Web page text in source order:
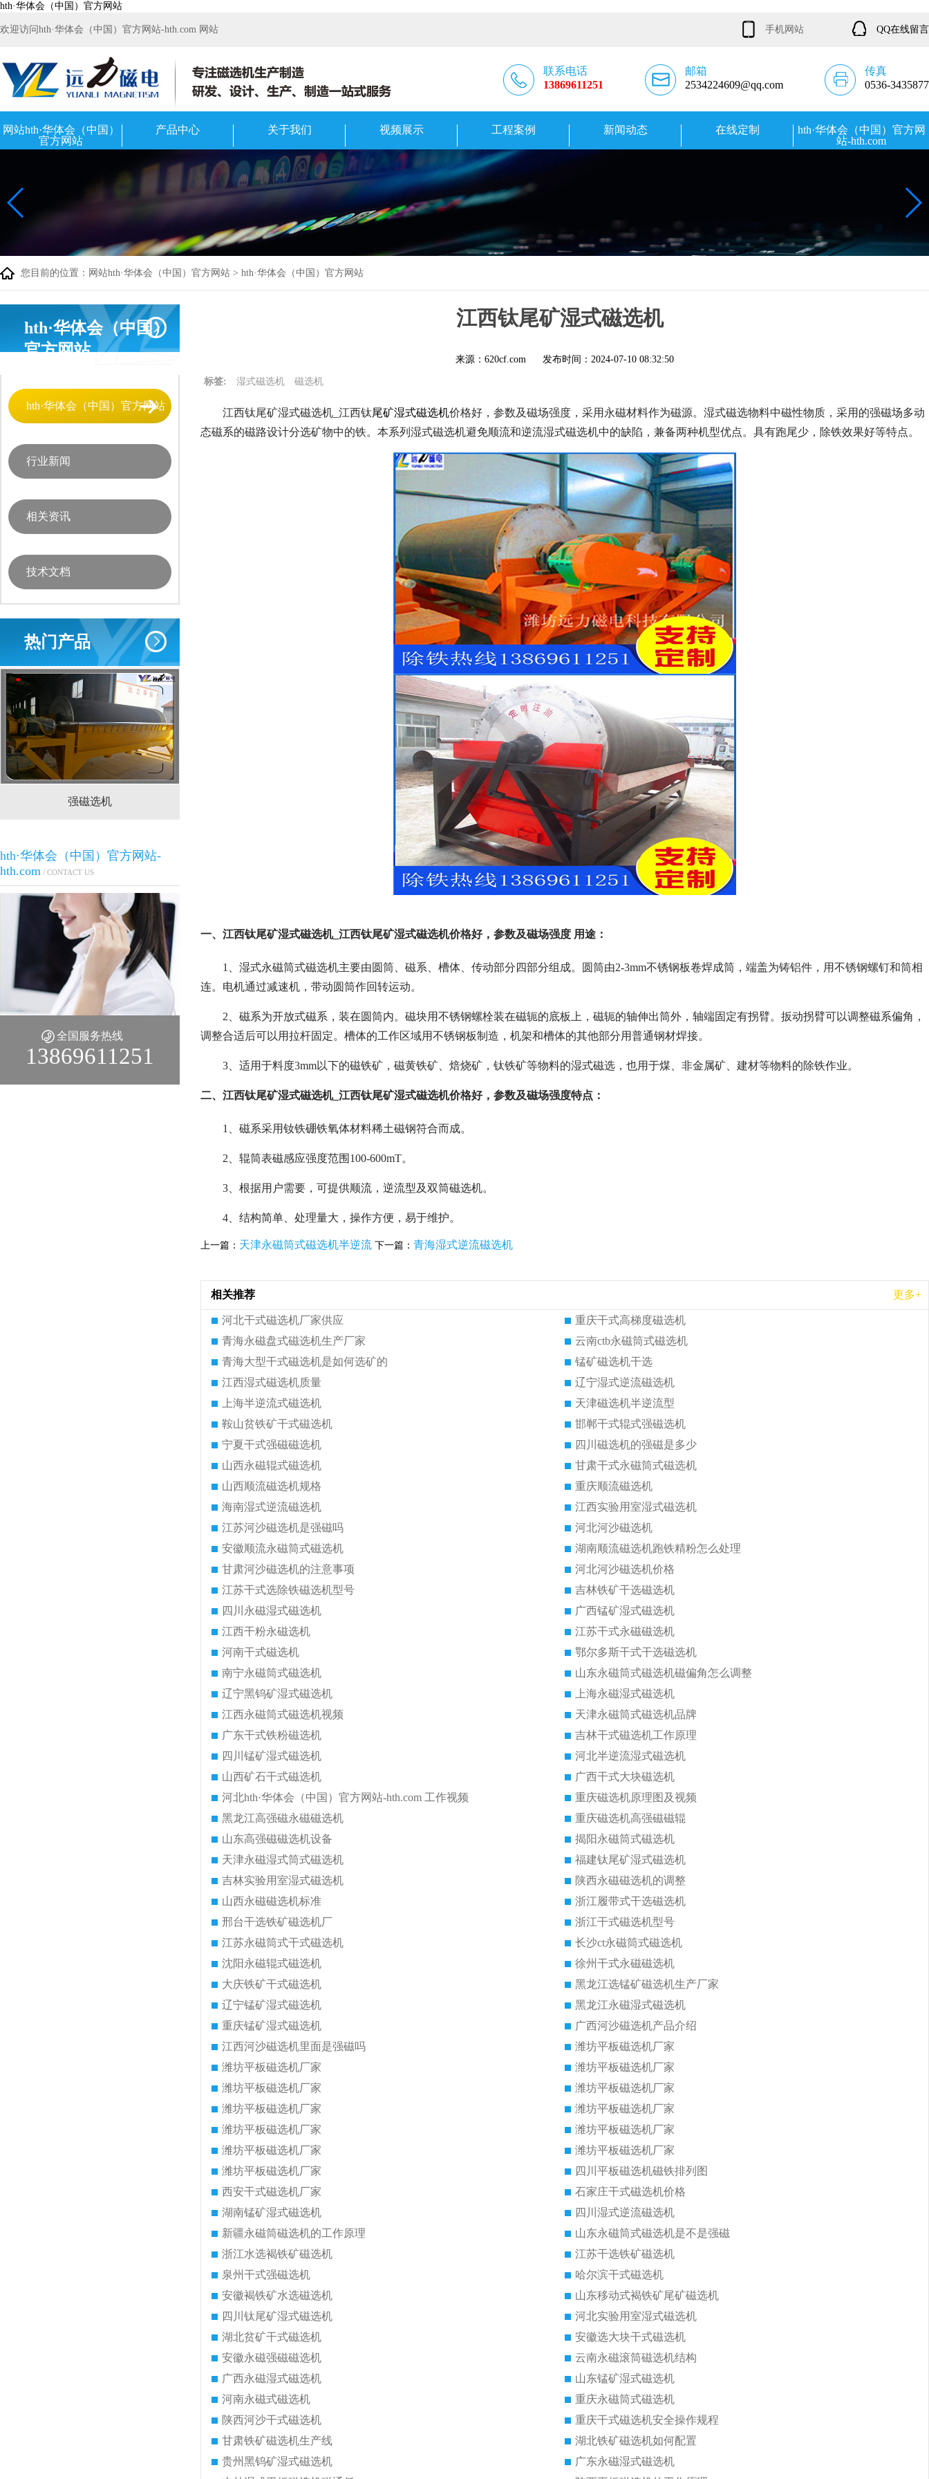
hth·华体会（中国）官方网站
欢迎访问hth·华体会（中国）官方网站-hth.com 网站 手机网站 QQ在线留言
联系电话
13869611251
邮箱
2534224609@qq.com
传真
0536-3435877
网站hth·华体会（中国）
官方网站
产品中心 关于我们 视频展示 工程案例 新闻动态 在线定制
hth·华体会（中国）官方网
站-hth.com
您目前的位置： 网站hth·华体会（中国）官方网站 > hth·华体会（中国）官方网站
hth·华体会（中国）
官方网站
hth·华体会（中国）官方网站
行业新闻
相关资讯
技术文档
热门产品
强磁选机 稀土永磁辊式强磁选机 RCT系列全磁永磁滚筒
hth·华体会（中国）官方网站-
hth.com / CONTACT US
全国服务热线
13869611251
江西钛尾矿湿式磁选机
来源：620cf.com 发布时间： 2024-07-10 08:32:50
标签: 湿式磁选机 磁选机
江西钛尾矿湿式磁选机_江西钛尾矿湿式磁选机价格好，参数及磁场强度，采用永磁材料作为磁源。湿式磁选物料中磁性物质，采用的强磁场多动
态磁系的磁路设计分选矿物中的铁。本系列湿式磁选机避免顺流和逆流湿式磁选机中的缺陷，兼备两种机型优点。具有跑尾少，除铁效果好等特点。
一、江西钛尾矿湿式磁选机_江西钛尾矿湿式磁选机价格好，参数及磁场强度 用途：
1、湿式永磁筒式磁选机主要由圆筒、磁系、槽体、传动部分四部分组成。圆筒由2-3mm不锈钢板卷焊成筒，端盖为铸铝件，用不锈钢螺钉和筒相
连。电机通过减速机，带动圆筒作回转运动。
2、磁系为开放式磁系，装在圆筒内。磁块用不锈钢螺栓装在磁轭的底板上，磁轭的轴伸出筒外，轴端固定有拐臂。扳动拐臂可以调整磁系偏角，
调整合适后可以用拉杆固定。槽体的工作区域用不锈钢板制造，机架和槽体的其他部分用普通钢材焊接。
3、适用于料度3mm以下的磁铁矿，磁黄铁矿、焙烧矿，钛铁矿等物料的湿式磁选，也用于煤、非金属矿、建材等物料的除铁作业。
二、江西钛尾矿湿式磁选机_江西钛尾矿湿式磁选机价格好，参数及磁场强度特点：
1、磁系采用钕铁硼铁氧体材料稀土磁钢符合而成。
2、辊筒表磁感应强度范围100-600mT。
3、根据用户需要，可提供顺流，逆流型及双筒磁选机。
4、结构简单、处理量大，操作方便，易于维护。
上一篇： 天津永磁筒式磁选机半逆流 下一篇： 青海湿式逆流磁选机
相关推荐 更多+
河北干式磁选机厂家供应
重庆干式高梯度磁选机
青海永磁盘式磁选机生产厂家
云南ctb永磁筒式磁选机
青海大型干式磁选机是如何选矿的
锰矿磁选机干选
江西湿式磁选机质量
辽宁湿式逆流磁选机
上海半逆流式磁选机
天津磁选机半逆流型
鞍山贫铁矿干式磁选机
邯郸干式辊式强磁选机
宁夏干式强磁磁选机
四川磁选机的强磁是多少
山西永磁辊式磁选机
甘肃干式永磁筒式磁选机
山西顺流磁选机规格
重庆顺流磁选机
海南湿式逆流磁选机
江西实验用室湿式磁选机
江苏河沙磁选机是强磁吗
河北河沙磁选机
安徽顺流永磁筒式磁选机
湖南顺流磁选机跑铁精粉怎么处理
甘肃河沙磁选机的注意事项
河北河沙磁选机价格
江苏干式选除铁磁选机型号
吉林铁矿干选磁选机
四川永磁湿式磁选机
广西锰矿湿式磁选机
江西干粉永磁选机
江苏干式永磁磁选机
河南干式磁选机
鄂尔多斯干式干选磁选机
南宁永磁筒式磁选机
山东永磁筒式磁选机磁偏角怎么调整
辽宁黑钨矿湿式磁选机
上海永磁湿式磁选机
江西永磁筒式磁选机视频
天津永磁筒式磁选机品牌
广东干式铁粉磁选机
吉林干式磁选机工作原理
四川锰矿湿式磁选机
河北半逆流湿式磁选机
山西矿石干式磁选机
广西干式大块磁选机
河北hth·华体会（中国）官方网站-hth.com 工作视频
重庆磁选机原理图及视频
黑龙江高强磁永磁磁选机
重庆磁选机高强磁磁辊
山东高强磁磁选机设备
揭阳永磁筒式磁选机
天津永磁湿式筒式磁选机
福建钛尾矿湿式磁选机
吉林实验用室湿式磁选机
陕西永磁磁选机的调整
山西永磁磁选机标准
浙江履带式干选磁选机
邢台干选铁矿磁选机厂
浙江干式磁选机型号
江苏永磁筒式干式磁选机
长沙ct永磁筒式磁选机
沈阳永磁辊式磁选机
徐州干式永磁磁选机
大庆铁矿干式磁选机
黑龙江选锰矿磁选机生产厂家
辽宁锰矿湿式磁选机
黑龙江永磁湿式磁选机
重庆锰矿湿式磁选机
广西河沙磁选机产品介绍
江西河沙磁选机里面是强磁吗
潍坊平板磁选机厂家
潍坊平板磁选机厂家
潍坊平板磁选机厂家
潍坊平板磁选机厂家
潍坊平板磁选机厂家
潍坊平板磁选机厂家
潍坊平板磁选机厂家
潍坊平板磁选机厂家
潍坊平板磁选机厂家
潍坊平板磁选机厂家
潍坊平板磁选机厂家
潍坊平板磁选机厂家
四川平板磁选机磁铁排列图
西安干式磁选机厂家
石家庄干式磁选机价格
湖南锰矿湿式磁选机
四川湿式逆流磁选机
新疆永磁筒磁选机的工作原理
山东永磁筒式磁选机是不是强磁
浙江水选褐铁矿磁选机
江苏干选铁矿磁选机
泉州干式强磁选机
哈尔滨干式磁选机
安徽褐铁矿水选磁选机
山东移动式褐铁矿尾矿磁选机
四川钛尾矿湿式磁选机
河北实验用室湿式磁选机
湖北贫矿干式磁选机
安徽选大块干式磁选机
安徽永磁强磁磁选机
云南永磁滚筒磁选机结构
广西永磁湿式磁选机
山东锰矿湿式磁选机
河南永磁式磁选机
重庆永磁筒式磁选机
陕西河沙干式磁选机
重庆干式磁选机安全操作规程
甘肃铁矿磁选机生产线
湖北铁矿磁选机如何配置
贵州黑钨矿湿式磁选机
广东永磁湿式磁选机